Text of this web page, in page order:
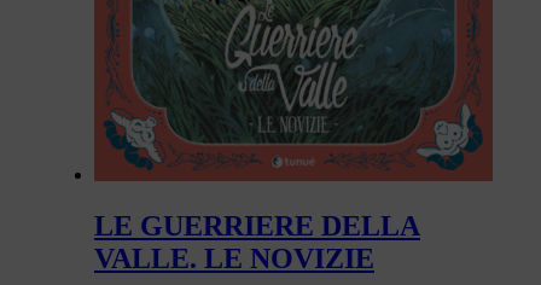
LE GUERRIERE DELLA
VALLE. LE NOVIZIE